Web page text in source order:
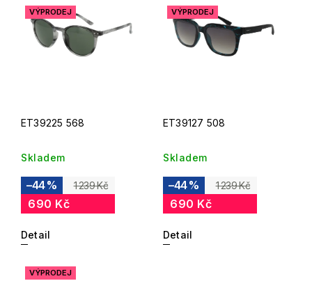
Abecedně
VÝPRODEJ
ET39225 568
Skladem
1 239 Kč
–44 %
690 Kč
Detail
VÝPRODEJ
ET39127 508
Skladem
1 239 Kč
–44 %
690 Kč
Detail
VÝPRODEJ